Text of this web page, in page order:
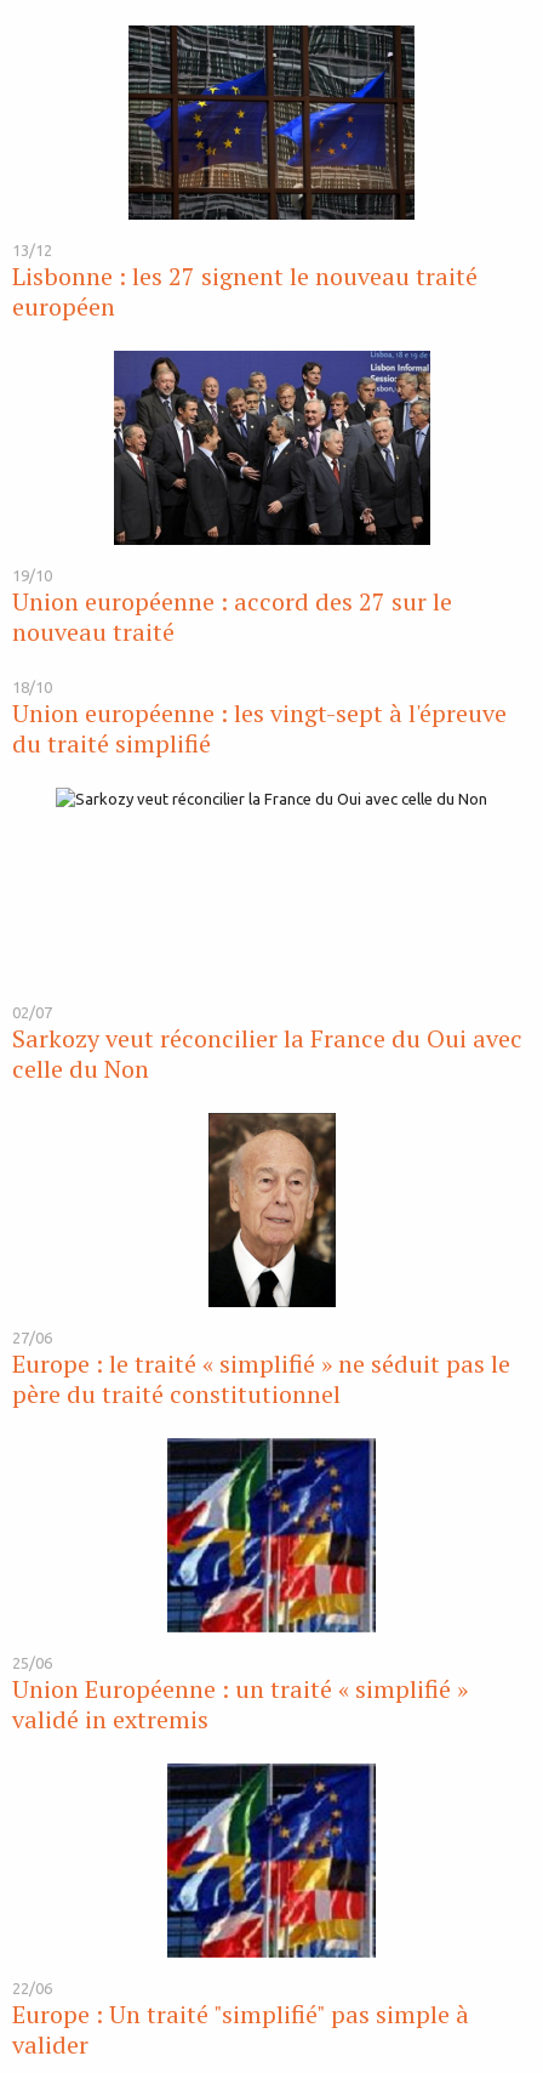
13/12
Lisbonne : les 27 signent le nouveau traité
européen
19/10
Union européenne : accord des 27 sur le
nouveau traité
18/10
Union européenne : les vingt-sept à l'épreuve
du traité simplifié
02/07
Sarkozy veut réconcilier la France du Oui avec
celle du Non
27/06
Europe : le traité « simplifié » ne séduit pas le
père du traité constitutionnel
25/06
Union Européenne : un traité « simplifié »
validé in extremis
22/06
Europe : Un traité "simplifié" pas simple à
valider